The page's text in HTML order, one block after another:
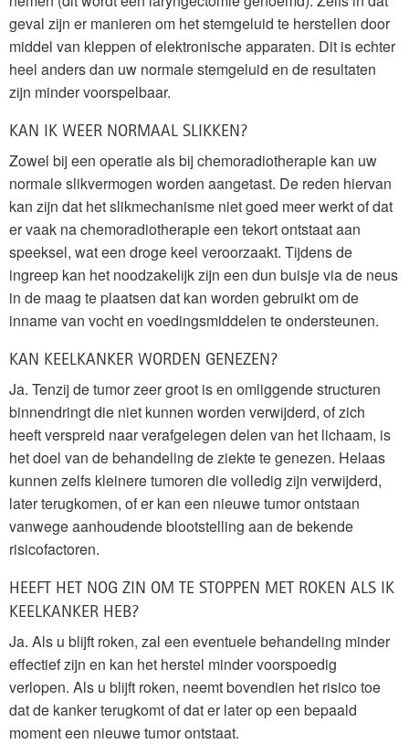
geval zijn er manieren om het stemgeluid te herstellen door
middel van kleppen of elektronische apparaten. Dit is echter
heel anders dan uw normale stemgeluid en de resultaten
zijn minder voorspelbaar.
KAN IK WEER NORMAAL SLIKKEN?
Zowel bij een operatie als bij chemoradiotherapie kan uw
normale slikvermogen worden aangetast. De reden hiervan
kan zijn dat het slikmechanisme niet goed meer werkt of dat
er vaak na chemoradiotherapie een tekort ontstaat aan
speeksel, wat een droge keel veroorzaakt. Tijdens de
ingreep kan het noodzakelijk zijn een dun buisje via de neus
in de maag te plaatsen dat kan worden gebruikt om de
inname van vocht en voedingsmiddelen te ondersteunen.
KAN KEELKANKER WORDEN GENEZEN?
Ja. Tenzij de tumor zeer groot is en omliggende structuren
binnendringt die niet kunnen worden verwijderd, of zich
heeft verspreid naar verafgelegen delen van het lichaam, is
het doel van de behandeling de ziekte te genezen. Helaas
kunnen zelfs kleinere tumoren die volledig zijn verwijderd,
later terugkomen, of er kan een nieuwe tumor ontstaan
vanwege aanhoudende blootstelling aan de bekende
risicofactoren.
HEEFT HET NOG ZIN OM TE STOPPEN MET ROKEN ALS IK
KEELKANKER HEB?
Ja. Als u blijft roken, zal een eventuele behandeling minder
effectief zijn en kan het herstel minder voorspoedig
verlopen. Als u blijft roken, neemt bovendien het risico toe
dat de kanker terugkomt of dat er later op een bepaald
moment een nieuwe tumor ontstaat.